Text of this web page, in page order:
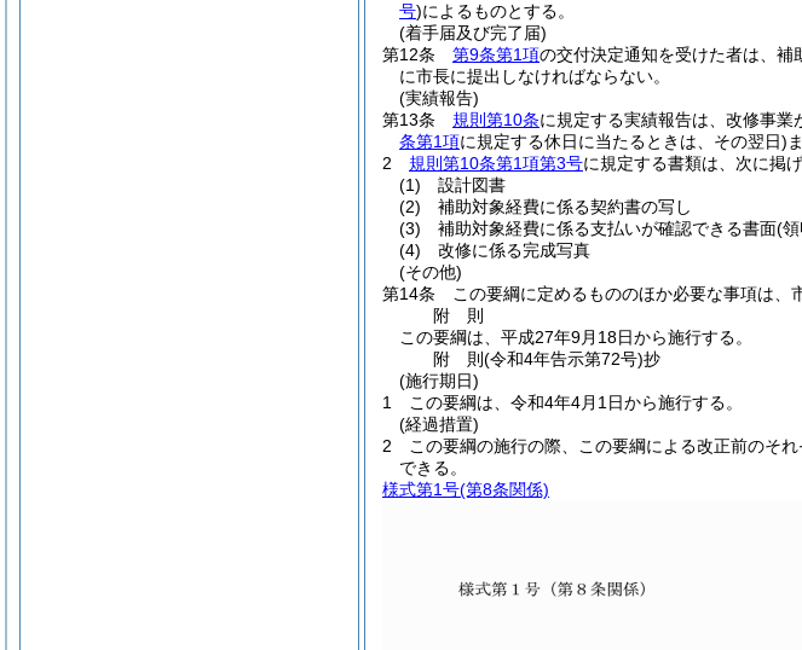
号)によるものとする。
(着手届及び完了届)
第12条
第9条第1項の交付決定通知を受けた者は、補
に市長に提出しなければならない。
(実績報告)
第13条
規則第10条に規定する実績報告は、改修事業
条第1項に規定する休日に当たるときは、その翌日)
2
規則第10条第1項第3号に規定する書類は、次に掲
(1)
設計図書
(2)
補助対象経費に係る契約書の写し
(3)
補助対象経費に係る支払いが確認できる書面(
(4)
改修に係る完成写真
(その他)
第14条
この要綱に定めるもののほか必要な事項は、
附 則
この要綱は、平成27年9月18日から施行する。
附 則(令和4年告示第72号)抄
(施行期日)
1
この要綱は、令和4年4月1日から施行する。
(経過措置)
2
この要綱の施行の際、この要綱による改正前のそ
できる。
様式第1号(第8条関係)